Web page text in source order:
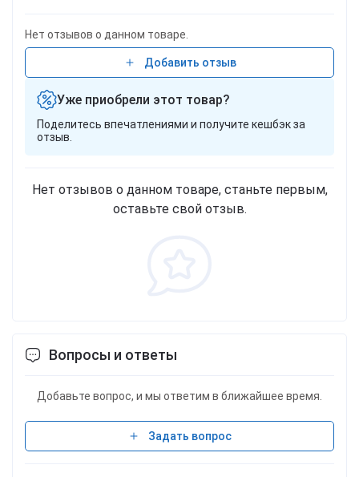
Нет отзывов о данном товаре.
Добавить отзыв
Уже приобрели этот товар?
Поделитесь впечатлениями и получите кешбэк за
отзыв.
Нет отзывов о данном товаре, станьте первым,
оставьте свой отзыв.
Вопросы и ответы
Добавьте вопрос, и мы ответим в ближайшее время.
Задать вопрос